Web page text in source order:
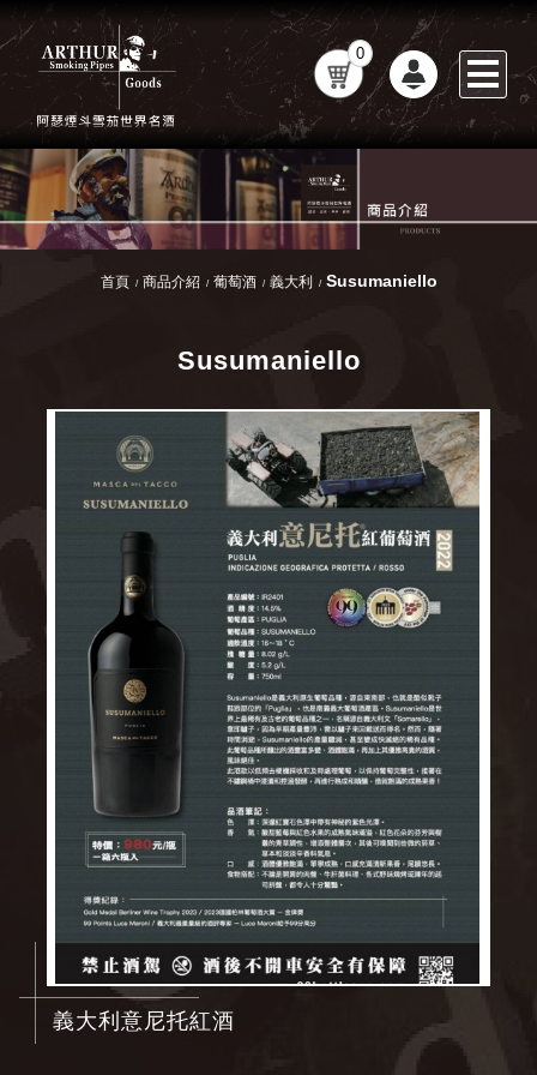
0
首頁 商品介紹 葡萄酒 義大利 Susumaniello
Susumaniello
義大利意尼托紅酒